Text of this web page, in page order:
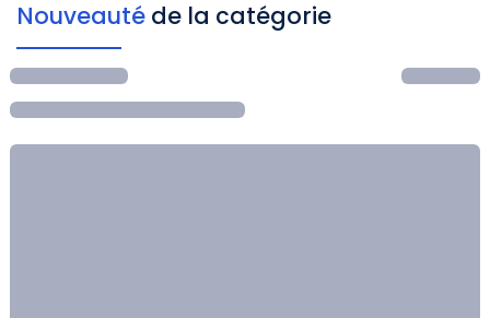
Nouveauté de la catégorie